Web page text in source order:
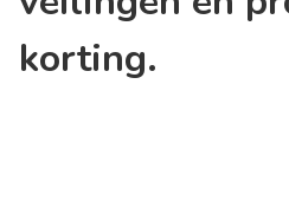
korting.